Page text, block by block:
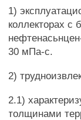
1)
коллекторах
30 мПа-с.
2)
2.1)
толщинами